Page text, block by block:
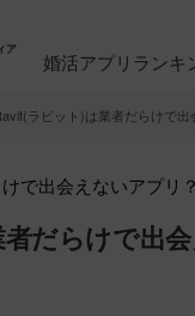
ア
婚活アプリランキ
ラビット)は業者だらけで
だらけで出